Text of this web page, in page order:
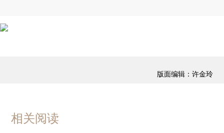
版面编辑：许金玲
相关阅读